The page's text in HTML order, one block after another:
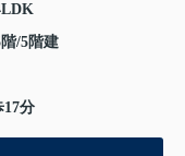
/5階建
17分